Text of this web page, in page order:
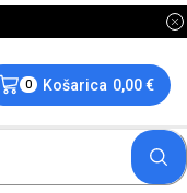
0 Košarica 0,00€